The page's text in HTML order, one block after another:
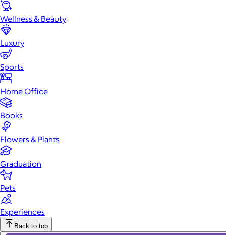
Wellness & Beauty
Luxury
Sports
Home Office
Books
Flowers & Plants
Graduation
Pets
Experiences
Back to top